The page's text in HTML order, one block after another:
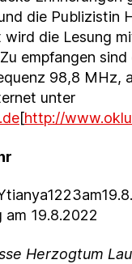
die Publizistin
wird die Lesung
empfangen sind
98,8 MHz,
unter
[http://
am 19.8.2022
Herzogtum